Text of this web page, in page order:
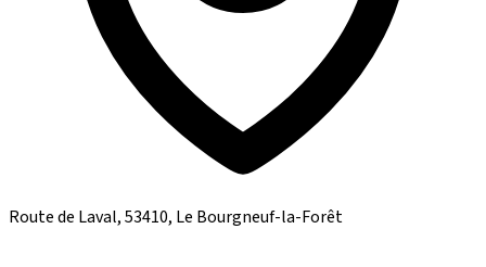
Route de Laval, 53410, Le Bourgneuf-la-Forêt